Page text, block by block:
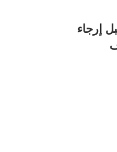
إرجاء